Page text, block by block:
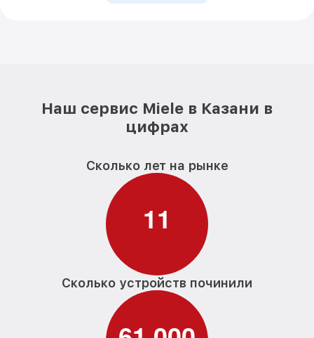
Наш сервис Miele в Казани в
цифрах
Сколько лет на рынке
11
Сколько устройств починили